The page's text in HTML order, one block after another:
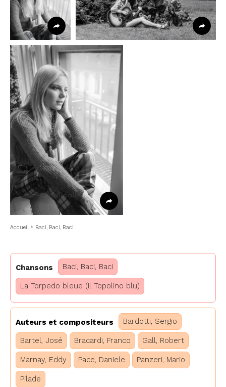
Accueil Baci, Baci, Baci
Chansons Baci, Baci, Baci
La Torpedo bleue (Il Topolino blu)
Auteurs et compositeurs Bardotti, Sergio
Bartel, José Bracardi, Franco Gall, Robert
Marnay, Eddy Pace, Daniele Panzeri, Mario
Pilade